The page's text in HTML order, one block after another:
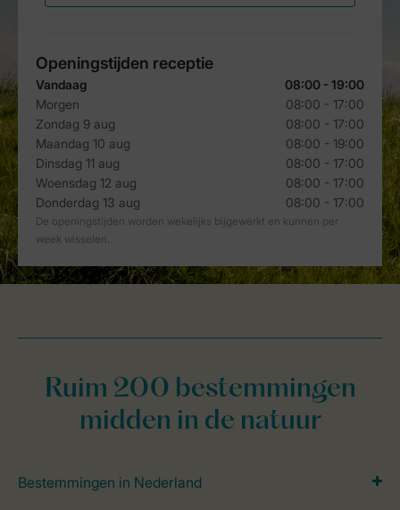
Ruim 200 bestemmingen
midden in de natuur
Bestemmingen in Nederland